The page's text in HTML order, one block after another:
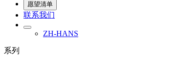
愿望清单
联系我们
ZH-HANS
系列